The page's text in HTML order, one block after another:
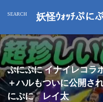
妖怪ｳｫｯﾁぷに
ぷにぷに イナイレコラ
＋ハルもついに公開さ
にぷに レイ太